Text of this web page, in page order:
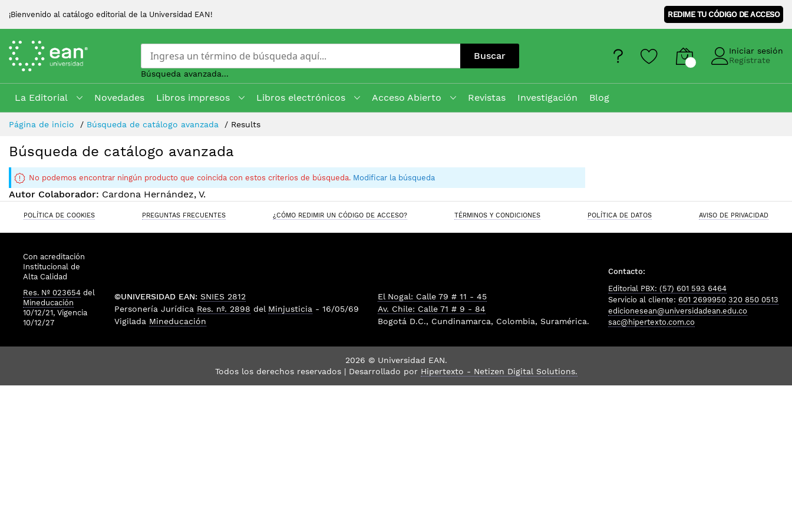
¡Bienvenido al catálogo editorial de la Universidad EAN! REDIME TU CÓDIGO DE ACCESO
Buscar
Búsqueda avanzada...
Iniciar sesión
Regístrate
La Editorial Novedades Libros impresos Libros electrónicos Acceso Abierto Revistas Investigación
Blog
Skip
Content
Página de inicio Búsqueda de catálogo avanzada Results
Búsqueda de catálogo avanzada
No podemos encontrar ningún producto que coincida con estos criterios de búsqueda. Modificar la búsqueda
Autor Colaborador: Cardona Hernández, V.
POLÍTICA DE COOKIES PREGUNTAS FRECUENTES ¿CÓMO REDIMIR UN CÓDIGO DE ACCESO? TÉRMINOS Y CONDICIONES POLÍTICA DE DATOS AVISO DE PRIVACIDAD
Con acreditación
Institucional de
Alta Calidad
Res. Nº 023654 del
Mineducación
10/12/21, Vigencia
10/12/27
©UNIVERSIDAD EAN: SNIES 2812
Personería Jurídica Res. nº. 2898 del Minjusticia - 16/05/69
Vigilada Mineducación
El Nogal: Calle 79 # 11 - 45
Av. Chile: Calle 71 # 9 - 84
Bogotá D.C., Cundinamarca, Colombia, Suramérica.
Contacto:
Editorial PBX: (57) 601 593 6464
Servicio al cliente: 601 2699950 320 850 0513
edicionesean@universidadean.edu.co
sac@hipertexto.com.co
2026 © Universidad EAN.
Todos los derechos reservados | Desarrollado por Hipertexto - Netizen Digital Solutions.